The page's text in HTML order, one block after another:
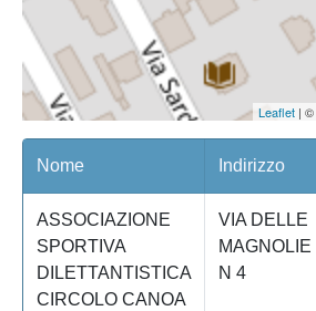
Leaflet| ©
Nome Indirizzo
ASSOCIAZIONE
SPORTIVA
DILETTANTISTICA
CIRCOLO CANOA
VIA DELLE
MAGNOLIE
N 4